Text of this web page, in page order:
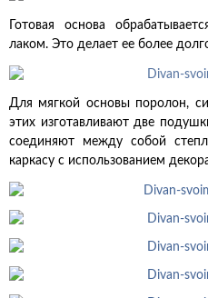
Готовая основа
лаком. Это делает ее более
Для мягкой основы поролон,
этих изготавливают две
соединяют между собой
каркасу с использованием